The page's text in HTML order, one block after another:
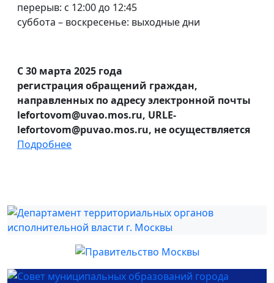
перерыв: с 12:00 до 12:45
суббота – воскресенье: выходные дни
С 30 марта 2025 года
регистрация обращений граждан,
направленных по адресу электронной почты
lefortovom@uvao.mos.ru, URLE-
lefortovom@puvao.mos.ru, не осуществляется
Подробнее